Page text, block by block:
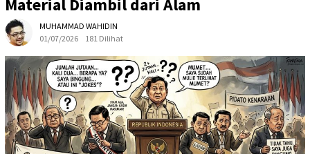
MUHAMMAD WAHIDIN
01/07/2026
181 Dilihat